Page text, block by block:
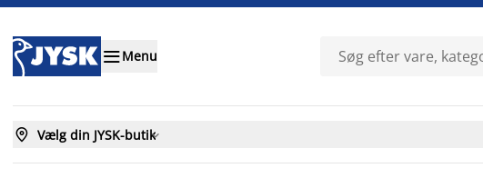
Menu
 Vælg din JYSK-butik